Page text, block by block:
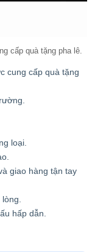
cấp quà tặng pha lê.
cung cấp quà tặng
loại.
giao hàng tận tay
hấp dẫn.